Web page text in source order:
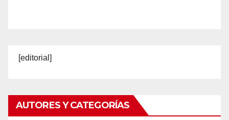
[editorial]
AUTORES Y CATEGORÍAS